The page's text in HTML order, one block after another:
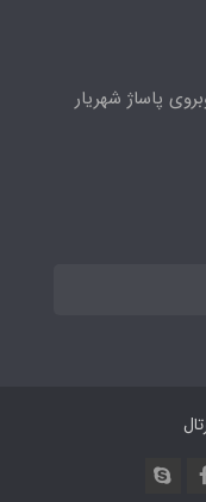
پاساژ شهریار